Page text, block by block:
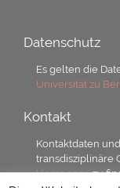
Datenschutz
Es gelten die
Universität zu
Kontakt
Kontaktdaten
transdisziplinäre
Homepagezu